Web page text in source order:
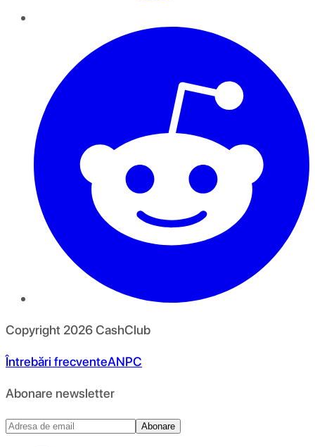
Copyright 2026CashClub
Întrebări frecventeANPC
Abonare newsletter
Abonare